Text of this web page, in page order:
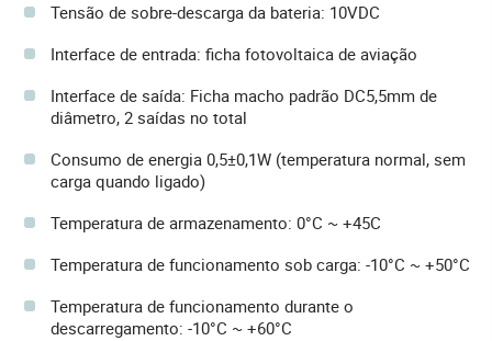
Tensão de sobre-descarga da bateria: 10VDC
Interface de entrada: ficha fotovoltaica de aviação
Interface de saída: Ficha macho padrão DC5,5mm de
diâmetro, 2 saídas no total
Consumo de energia 0,5±0,1W (temperatura normal, sem
carga quando ligado)
Temperatura de armazenamento: 0°C ~ +45C
Temperatura de funcionamento sob carga: -10°C ~ +50°C
Temperatura de funcionamento durante o
descarregamento: -10°C ~ +60°C